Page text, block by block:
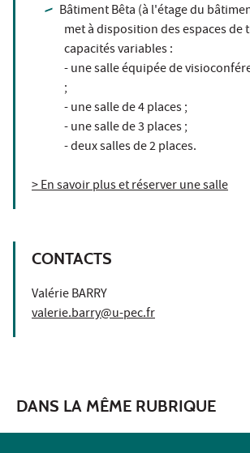
Bâtiment Bêta (à l'étage du
met à disposition des espaces de
capacités variables :
- une salle équipée de
;
- une salle de 4 places ;
- une salle de 3 places ;
- deux salles de 2 places.
> En savoir plus et réserver une salle
CONTACTS
Valérie BARRY
valerie.barry@u-pec.fr
DANS LA MÊME RUBRIQUE